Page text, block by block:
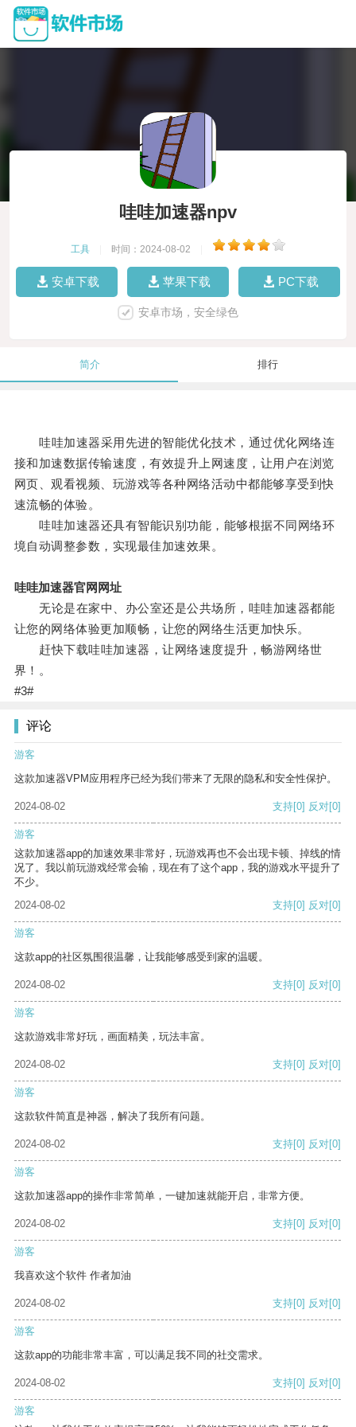
哇哇加速器npv
工具 时间：2024-08-02
安卓下载 苹果下载 PC下载
安卓市场，安全绿色
简介 排行
哇哇加速器采用先进的智能优化技术，通过优化网络连
接和加速数据传输速度，有效提升上网速度，让用户在浏览
网页、观看视频、玩游戏等各种网络活动中都能够享受到快
速流畅的体验。
哇哇加速器还具有智能识别功能，能够根据不同网络环
境自动调整参数，实现最佳加速效果。
哇哇加速器官网网址
无论是在家中、办公室还是公共场所，哇哇加速器都能
让您的网络体验更加顺畅，让您的网络生活更加快乐。
赶快下载哇哇加速器，让网络速度提升，畅游网络世
界！。
#3#
评论
游客
这款加速器VPM应用程序已经为我们带来了无限的隐私和安全性保护。
2024-08-02 支持[0] 反对[0]
游客
这款加速器app的加速效果非常好，玩游戏再也不会出现卡顿、掉线的情
况了。我以前玩游戏经常会输，现在有了这个app，我的游戏水平提升了
不少。
2024-08-02
支持[0] 反对[0]
游客
这款app的社区氛围很温馨，让我能够感受到家的温暖。
2024-08-02 支持[0] 反对[0]
游客
这款游戏非常好玩，画面精美，玩法丰富。
2024-08-02 支持[0] 反对[0]
游客
这款软件简直是神器，解决了我所有问题。
2024-08-02 支持[0] 反对[0]
游客
这款加速器app的操作非常简单，一键加速就能开启，非常方便。
2024-08-02 支持[0] 反对[0]
游客
我喜欢这个软件 作者加油
2024-08-02 支持[0] 反对[0]
游客
这款app的功能非常丰富，可以满足我不同的社交需求。
2024-08-02 支持[0] 反对[0]
游客